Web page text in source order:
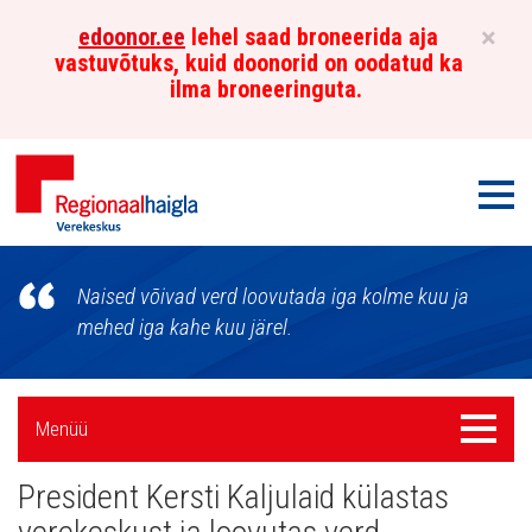
×
edoonor.ee lehel saad broneerida aja
vastuvõtuks, kuid doonorid on oodatud ka
ilma broneeringuta.
Põhja-
Eesti
Regionaalhaigla
Verekeskus
Naised võivad verd loovutada iga kolme kuu ja
mehed iga kahe kuu järel.
Külgpaani
navigatsioon
Menüü
Menüü
Uudised
President Kersti Kaljulaid külastas